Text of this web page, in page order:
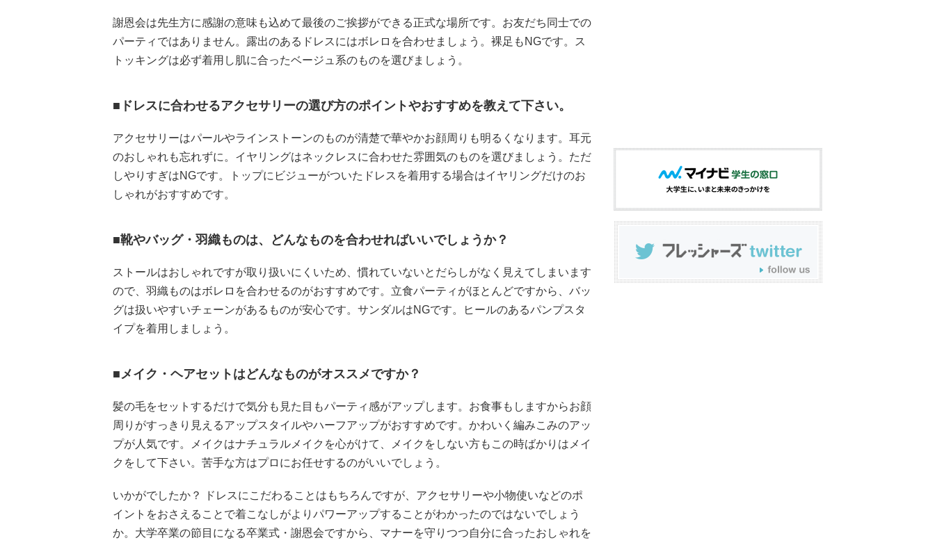
謝恩会は先生方に感謝の意味も込めて最後のご挨拶ができる正式な場所です。お友だち同士での
パーティではありません。露出のあるドレスにはボレロを合わせましょう。裸足もNGです。ス
トッキングは必ず着用し肌に合ったベージュ系のものを選びましょう。
■ドレスに合わせるアクセサリーの選び方のポイントやおすすめを教えて下さい。
アクセサリーはパールやラインストーンのものが清楚で華やかお顔周りも明るくなります。耳元
のおしゃれも忘れずに。イヤリングはネックレスに合わせた雰囲気のものを選びましょう。ただ
しやりすぎはNGです。トップにビジューがついたドレスを着用する場合はイヤリングだけのお
しゃれがおすすめです。
■靴やバッグ・羽織ものは、どんなものを合わせればいいでしょうか？
ストールはおしゃれですが取り扱いにくいため、慣れていないとだらしがなく見えてしまいます
ので、羽織ものはボレロを合わせるのがおすすめです。立食パーティがほとんどですから、バッ
グは扱いやすいチェーンがあるものが安心です。サンダルはNGです。ヒールのあるパンプスタ
イプを着用しましょう。
■メイク・ヘアセットはどんなものがオススメですか？
髪の毛をセットするだけで気分も見た目もパーティ感がアップします。お食事もしますからお顔
周りがすっきり見えるアップスタイルやハーフアップがおすすめです。かわいく編みこみのアッ
プが人気です。メイクはナチュラルメイクを心がけて、メイクをしない方もこの時ばかりはメイ
クをして下さい。苦手な方はプロにお任せするのがいいでしょう。
いかがでしたか？ ドレスにこだわることはもちろんですが、アクセサリーや小物使いなどのポ
イントをおさえることで着こなしがよりパワーアップすることがわかったのではないでしょう
か。大学卒業の節目になる卒業式・謝恩会ですから、マナーを守りつつ自分に合ったおしゃれを